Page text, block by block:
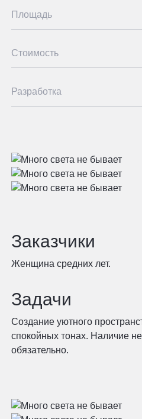
Площадь
Стоимость
Разработка
Заказчики
Женщина средних лет.
Задачи
Создание уютного
спокойных тонах. Наличие
обязательно.